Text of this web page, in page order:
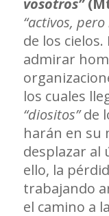
vosotros”
“activos, pero
de los
admirar
los cuales
“diositos”de
harán en su
desplazar al
ello, la
trabajando
el camino a